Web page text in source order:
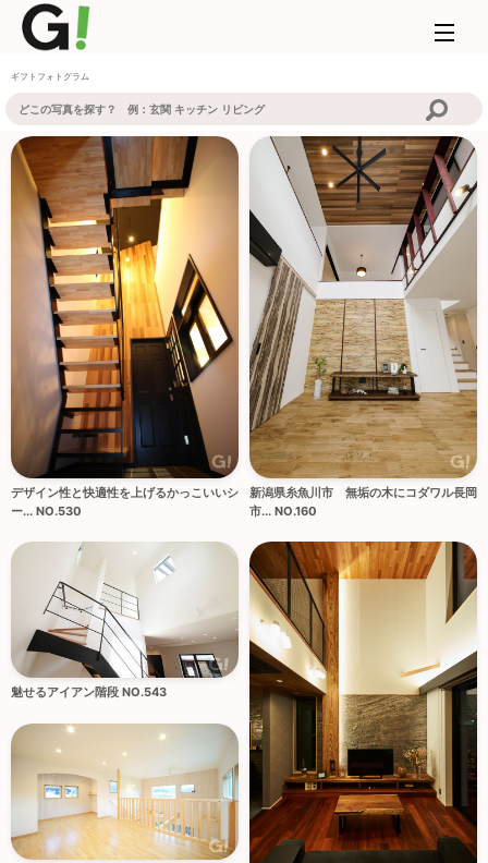
ギフトフォトグラム
デザイン性と快適性を上げるかっこいいシ
ー... NO.530
新潟県糸魚川市 無垢の木にコダワル長岡
市... NO.160
魅せるアイアン階段 NO.543